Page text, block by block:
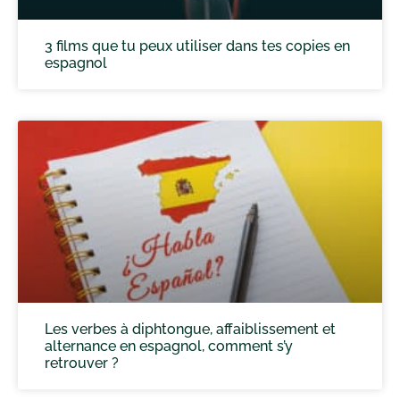
3 films que tu peux utiliser dans tes copies en
espagnol
Les verbes à diphtongue, affaiblissement et
alternance en espagnol, comment s’y
retrouver ?